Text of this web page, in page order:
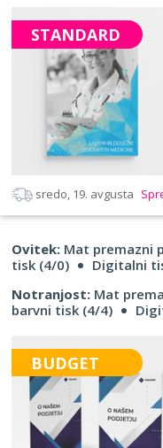
STANDARD
sredo, 19. avgusta
Ovitek: Mat premazni
tisk (4/0)
Digitalni
Notranjost: Mat
barvni tisk (4/4)
BUDGET